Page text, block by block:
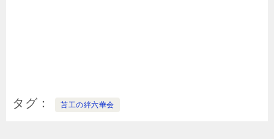
タグ 苫工の絆六華会